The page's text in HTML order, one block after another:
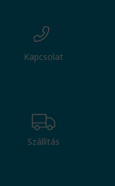
Kapcsolat
Szállítás